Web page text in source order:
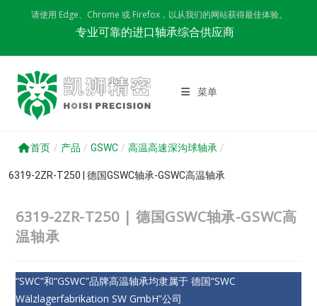
请使用 Edge、Chrome 或 Firefox，以从我们的网站获得最佳体验。
专业可靠的进口轴承综合供应商
菜单
首页 / 产品 / GSWC / 高温高速深沟球轴承 /
6319-2ZR-T250 | 德国GSWC轴承-GSWC高温轴承
6319-2ZR-T250 | 德国GSWC轴承-GSWC高
温轴承
“SWC”和“GSWC”品牌高温轴承均隶属于 德国“SWC
Wälzlagerfabrikation SW GmbH”公司